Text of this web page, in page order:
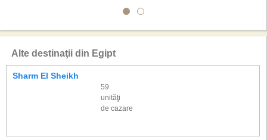
Alte destinaţii din Egipt
Sharm El Sheikh
59
unităţi
de cazare